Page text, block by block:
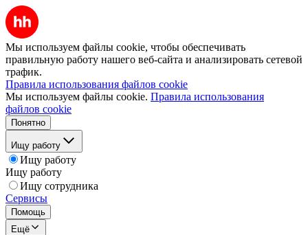
Мы используем файлы cookie, чтобы обеспечивать
правильную работу нашего веб-сайта и анализировать сетевой
трафик.
Правила использования файлов cookie
Мы используем файлы cookie. Правила использования
файлов cookie
Понятно
Ищу работу
Ищу работу
Ищу работу
Ищу сотрудника
Сервисы
Помощь
Ещё